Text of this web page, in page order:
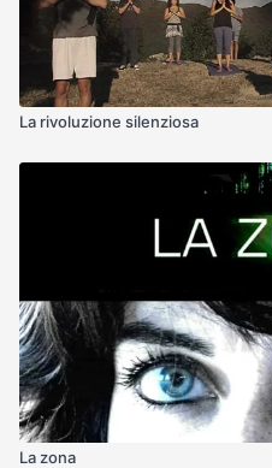
La rivoluzione silenziosa
La zona